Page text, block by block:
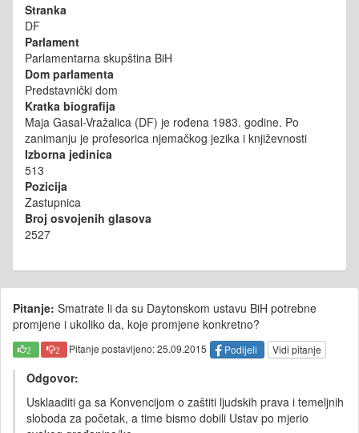
Stranka
DF
Parlament
Parlamentarna skupština BiH
Dom parlamenta
Predstavnički dom
Kratka biografija
Maja Gasal-Vražalica (DF) je rođena 1983. godine. Po
zanimanju je profesorica njemačkog jezika i književnosti
Izborna jedinica
513
Pozicija
Zastupnica
Broj osvojenih glasova
2527
Pitanje: Smatrate li da su Daytonskom ustavu BiH potrebne
promjene i ukoliko da, koje promjene konkretno?
2 2 Pitanje postavljeno: 25.09.2015 Podijeli Vidi pitanje
Odgovor:
Usklaaditi ga sa Konvencijom o zaštiti ljudskih prava i temeljnih
sloboda za početak, a time bismo dobili Ustav po mjerio